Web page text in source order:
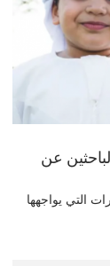
عن
التي يواجهها